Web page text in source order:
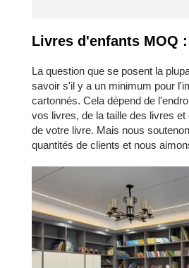
Livres d'enfants MOQ :
La question que se posent la
savoir s'il y a un minimum pour
cartonnés. Cela dépend de
vos livres, de la taille des livres et
de votre livre. Mais nous
quantités de clients et nous